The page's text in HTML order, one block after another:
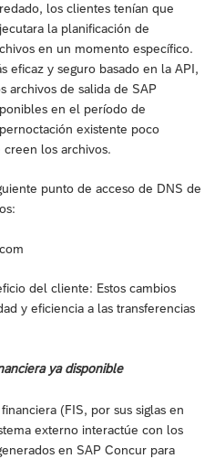
los clientes tenían que
la planificación de
en un momento específico.
eficaz y seguro basado en la API,
archivos de salida de SAP
en el período de
existente poco
los archivos.
punto de acceso de DNS de
del cliente: Estos cambios
y eficiencia a las transferencias
ya disponible
(FIS, por sus siglas en
externo interactúe con los
en SAP Concur para